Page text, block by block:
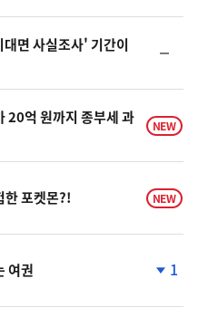
일
면 사실조사' 기간이
일
20억 원까지 종부세 과
NEW
한 포켓몬?! NEW
여권 1